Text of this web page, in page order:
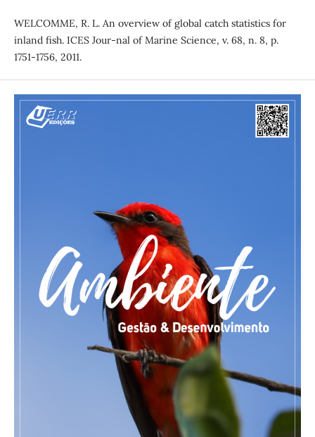
WELCOMME, R. L. An overview of global catch statistics for
inland fish. ICES Jour-nal of Marine Science, v. 68, n. 8, p.
1751-1756, 2011.